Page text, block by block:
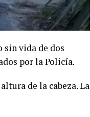
sin vida de dos
por la Policía.
de la cabeza. La